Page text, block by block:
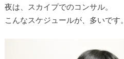
夜は、スカイプでのコンサル。
こんなスケジュールが、多いです。